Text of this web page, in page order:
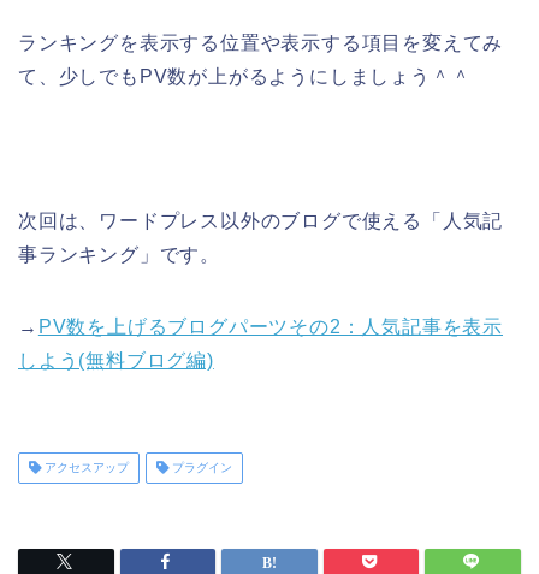
ランキングを表示する位置や表示する項目を変えてみ
て、少しでもPV数が上がるようにしましょう＾＾
次回は、ワードプレス以外のブログで使える「人気記
事ランキング」です。
→ PV数を上げるブログパーツその2：人気記事を表示
しよう(無料ブログ編)
アクセスアップ プラグイン